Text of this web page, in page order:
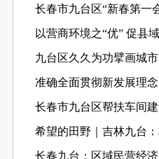
九台区久久为功擘画城